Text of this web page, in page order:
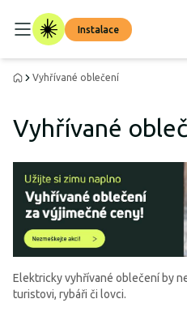
Instalace
Vyhřívané oblečení
Vyhřívané
Elektricky vyhřívané oblečení by
turistovi, rybáři či lovci.